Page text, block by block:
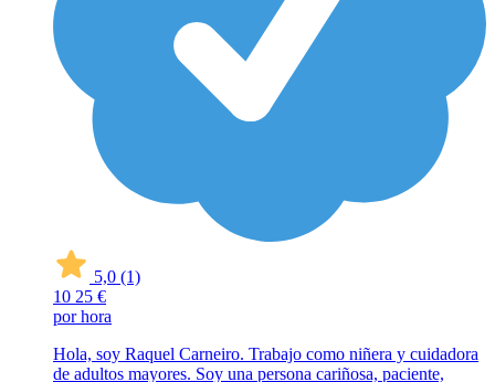
5,0 (1)
10 25 €
por hora
Hola, soy Raquel Carneiro. Trabajo como niñera y cuidadora
de adultos mayores. Soy una persona cariñosa, paciente,